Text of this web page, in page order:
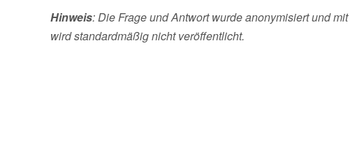
Hinweis: Die Frage und Antwort wurde anonymisiert und
wird standardmäßig nicht veröffentlicht.